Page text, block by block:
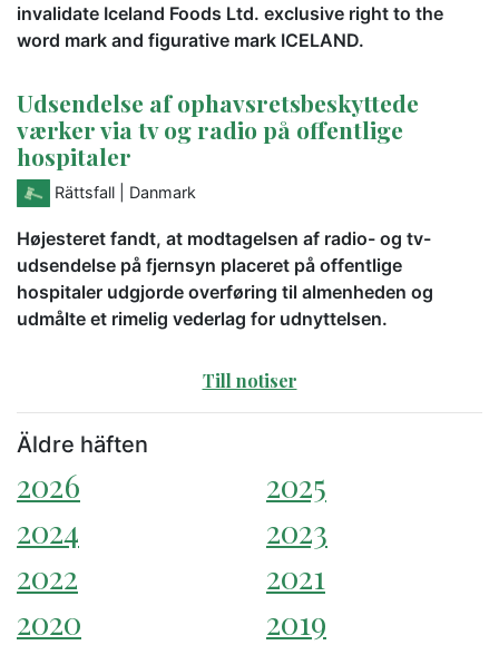
invalidate Iceland Foods Ltd. exclusive right to the
word mark and figurative mark ICELAND.
Udsendelse af ophavsretsbeskyttede
værker via tv og radio på offentlige
hospitaler
Rättsfall | Danmark
Højesteret fandt, at modtagelsen af radio- og tv-
udsendelse på fjernsyn placeret på offentlige
hospitaler udgjorde overføring til almenheden og
udmålte et rimelig vederlag for udnyttelsen.
Till notiser
Äldre häften
2026
2025
2024
2023
2022
2021
2020
2019